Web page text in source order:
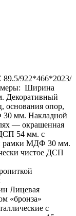
922*466*2023/
Ширина
основания опор,
мм. Накладной
— окрашенная
54 мм. с
рамки МДФ 30 мм.
чистое ДСП
Лицевая
«бронза»
с